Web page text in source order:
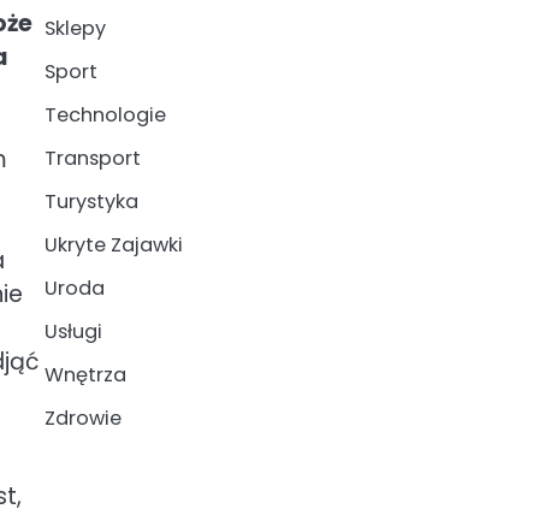
Sklepy
Sport
Technologie
Transport
Turystyka
Ukryte Zajawki
Uroda
Usługi
Wnętrza
Zdrowie